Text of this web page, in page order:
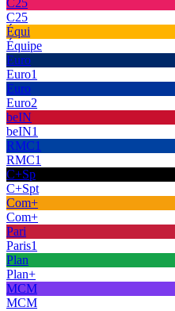
C25
C25
Équi
Équipe
Euro
Euro1
Euro
Euro2
beIN
beIN1
RMC1
RMC1
C+Sp
C+Spt
Com+
Com+
Pari
Paris1
Plan
Plan+
MCM
MCM